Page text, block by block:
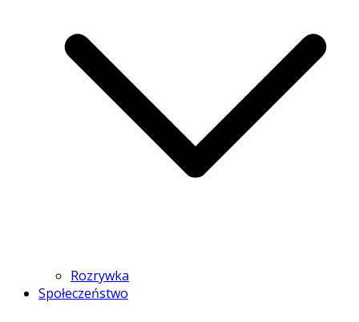
Rozrywka
Społeczeństwo